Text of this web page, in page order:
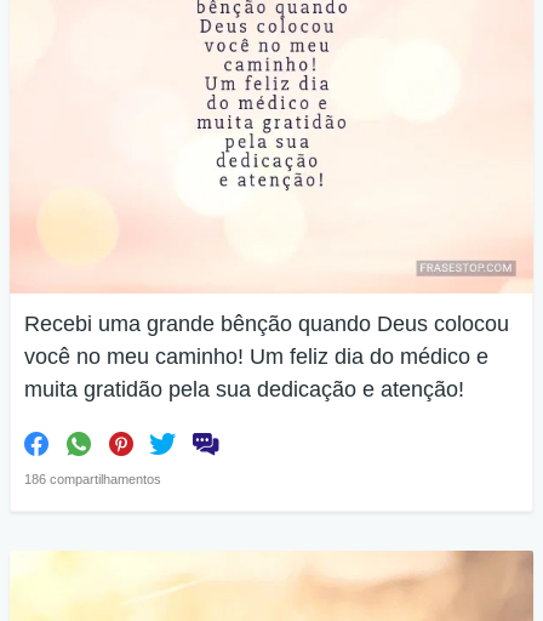
Recebi uma grande bênção quando Deus colocou
você no meu caminho! Um feliz dia do médico e
muita gratidão pela sua dedicação e atenção!
186 compartilhamentos